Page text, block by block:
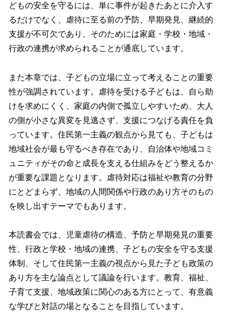
どもの安全を守るには、単に事件が起きたあとに介入す
るだけでなく、虐待に至る前の予防、早期発見、継続的
支援が不可欠であり、そのためには家庭・学校・地域・
行政の連携が求められることが通底しています。
また本章では、子どもの立場に立って考えることの重要
性が強調されています。虐待を受ける子どもは、自ら助
けを求めにくく、家庭の内側で孤立しやすいため、大人
の側が小さな異変を見逃さず、支援につなげる責任を負
っています。住民第一主義の観点から見ても、子どもは
地域社会が最も守るべき存在であり、自治体や地域コミ
ュニティがその命と成長を支える仕組みをどう整えるか
が重要な課題となります。虐待対応は福祉や教育の分野
にとどまらず、地域の人間関係や行政のあり方そのもの
を映し出すテーマでもあります。
本読書会では、児童虐待の構造、予防と早期発見の重要
性、行政と学校・地域の連携、子どもの安全を守る支援
体制、そして住民第一主義の視点から見た子ども政策の
あり方を主な論点として議論を行います。教育、福祉、
子育て支援、地域政策に関心のある方にとって、有意義
な学びと対話の場となることを目指しています。